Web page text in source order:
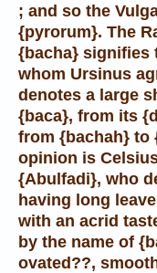
; and so the
{pyrorum}. The
{bacha} signifies
whom Ursinus
denotes a large
{baca}, from its
from {bachah} to
opinion is
{Abulfadi}, who
having long
with an acrid
by the name of
ovated??,